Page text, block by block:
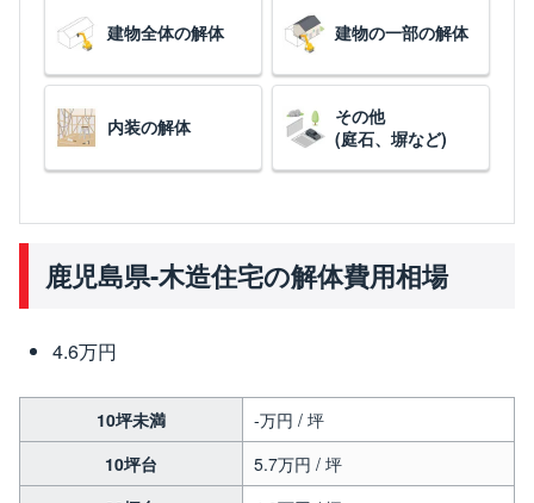
建物全体の解体 建物の一部の解体
内装の解体
その他
(庭石、塀など)
鹿児島県-木造住宅の解体費用相場
4.6万円
10坪未満
-万円 / 坪
10坪台
5.7万円 / 坪